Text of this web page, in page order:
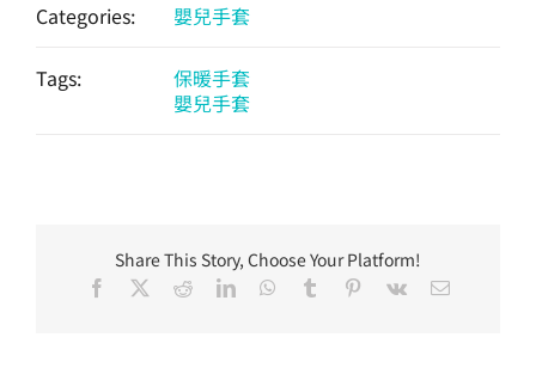
Categories: 嬰兒手套
Tags:
保暖手套
嬰兒手套
Share This Story, Choose Your Platform!
Facebook RedditLinkedInWhatsApp
Tumblr Pinterest
Vk Email: